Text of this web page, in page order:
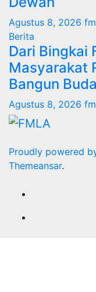
Agustus 8, 2026
Berita
Dari Bingkai
Masyarakat
Bangun
Agustus 8, 2026
Proudly powered
Themeansar.